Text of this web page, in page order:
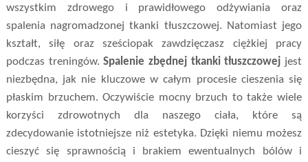
wszystkim zdrowego i prawidłowego odżywiania oraz
spalenia nagromadzonej tkanki tłuszczowej. Natomiast jego
kształt, siłę oraz sześciopak zawdzięczasz ciężkiej pracy
podczas treningów.Spalenie zbędnej tkanki tłuszczowej jest
niezbędna, jak nie kluczowe w całym procesie cieszenia się
płaskim brzuchem. Oczywiście mocny brzuch to także wiele
korzyści zdrowotnych dla naszego ciała, które są
zdecydowanie istotniejsze niż estetyka. Dzięki niemu możesz
cieszyć się sprawnością i brakiem ewentualnych bólów i